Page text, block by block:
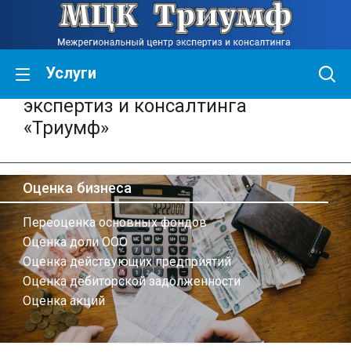
Услуги
Межрегиональный центр
экспертиз и консалтинга
«Триумф»
Оценка бизнеса
Переоценка основных фондов
Оценка доли ООО
Оценка действующих предприятий
Оценка дебиторской задолженности
Оценка акций